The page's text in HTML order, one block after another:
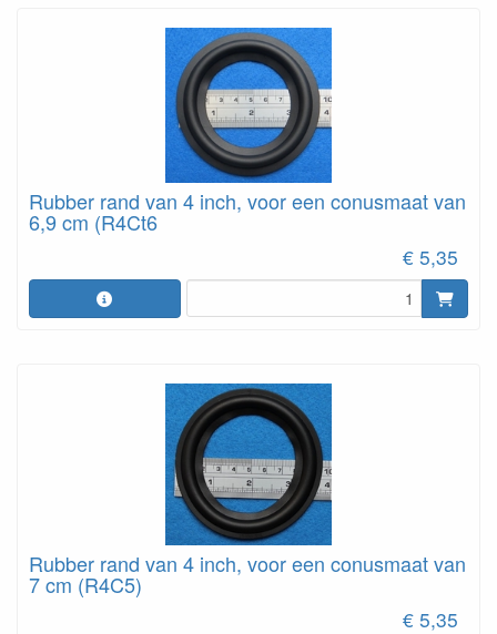
Rubber rand van 4 inch, voor een conusmaat van
6,9 cm (R4Ct6
€ 5,35
Rubber rand van 4 inch, voor een conusmaat van
7 cm (R4C5)
€ 5,35